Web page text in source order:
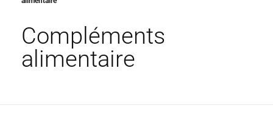
Compléments
alimentaire